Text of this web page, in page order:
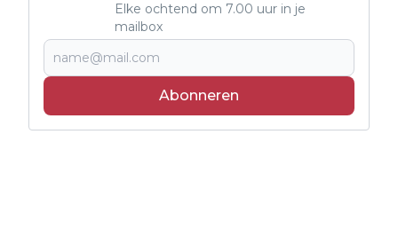
Elke ochtend om 7.00 uur in je
mailbox
Abonneren